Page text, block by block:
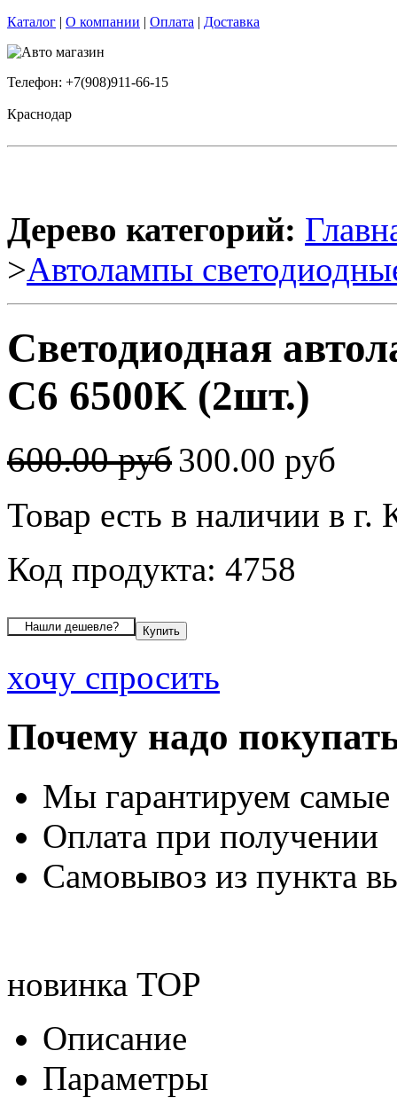
Каталог | О компании | Оплата | Доставка
Телефон: +7(908)911-66-15
Краснодар
Дерево категорий:
>Автолампы
Светодиодная
C6 6500K (2шт.)
600.00 руб300.00 руб
Товар есть в наличии в г.
Код продукта: 4758
хочу спросить
Почему надо
Мы гарантируем
Оплата при получении
Самовывоз из пункта
новинка TOP
Описание
Параметры